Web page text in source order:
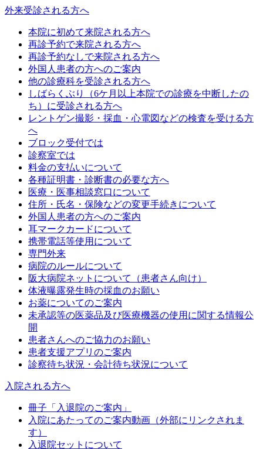
外来受診される方へ
本院に初めて来院される方へ
再診予約で来院される方へ
再診予約なしで来院される方へ
外国人患者の方へのご案内
他の診療科を受診される方へ
しばらくぶり（6ケ月以上本院での診療を中断したの
ち）に受診される方へ
レントゲン撮影・採血・心電図などの検査を受ける方
へ
ブロック受付では
診察室では
料金の支払いについて
各種証明書・診断書の必要な方へ
医療・医事相談窓口について
住所・氏名・保険などの変更手続きについて
外国人患者の方へのご案内
耳マークカードについて
携帯電話等使用について
専門外来
病院のルールについて
阪大病院ネットについて（患者さん向け）
体液曝露発生時の採血のお願い
お薬についてのご案内
未承認等の医薬品及び医療機器の使用に関する情報公
開
患者さんへのご協力のお願い
患者支援アプリのご案内
診察待ち状況・会計待ち状況について
入院される方へ
冊子「入退院のご案内」
入院にあたってのご案内動画（外部にリンクされま
す）
入退院セットについて